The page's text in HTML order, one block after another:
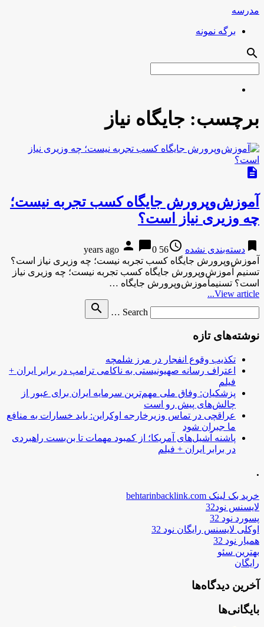
مدرسه
برگه نمونه
search
برچسب: جایگاه نیاز
description
آموزش‌وپرورش جایگاه کسب تجربه نیست؛
چه وزیری نیاز است؟
bookmark دسته‌بندی نشده access_time
56 years ago
person chat_bubble0
آموزش‌وپرورش جایگاه کسب تجربه نیست؛ چه وزیری نیاز است؟
تسنیم آموزش‌وپرورش جایگاه کسب تجربه نیست؛ چه وزیری نیاز
است؟ تسنیمآموزش‌وپرورش جایگاه …
View article...
Search …
search
نوشته‌های تازه
تکذیب وقوع انفجار در مرز شلمچه
اعتراف رسانه صهیونیستی به ناکامی ترامپ در برابر ایران +
فیلم
پزشکیان: وفاق ملی مهم‌ترین سرمایه ایران برای عبور از
چالش‌های پیش رو است
عراقچی در تماس وزیرخارجه اوکراین: باید خسارات به منافع
ما جبران شود
پاشنه آشیل‌های آمریکا؛ از کمبود مهمات تا بن‌بست راهبردی
در برابر ایران + فیلم
.
خرید بک لینک behtarinbacklink.com
لایسنس نود32
پسورد نود 32
اوکلی لایسنس رایگان نود 32
همیار نود 32
بهترین سئو
رایگان
آخرین دیدگاه‌ها
بایگانی‌ها